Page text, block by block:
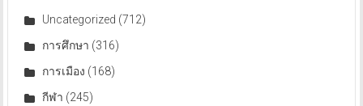
Uncategorized (712)
การศึกษา (316)
การเมือง (168)
กีฬา (245)